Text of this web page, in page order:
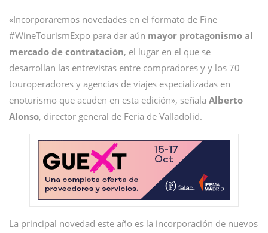
«Incorporaremos novedades en el formato de Fine
#WineTourismExpo para dar aún mayor protagonismo al
mercado de contratación, el lugar en el que se
desarrollan las entrevistas entre compradores y y los 70
touroperadores y agencias de viajes especializadas en
enoturismo que acuden en esta edición», señala Alberto
Alonso, director general de Feria de Valladolid.
La principal novedad este año es la incorporación de nuevos